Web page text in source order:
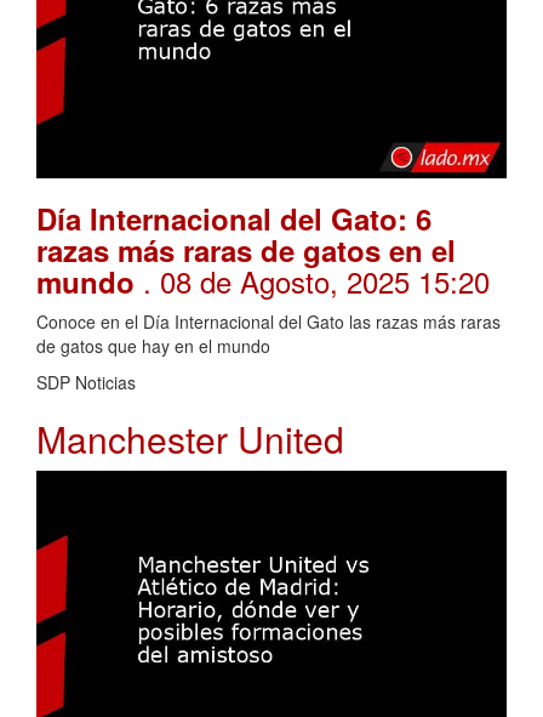
Día Internacional del Gato: 6
razas más raras de gatos en el
mundo . 08 de Agosto, 2025 15:20
Conoce en el Día Internacional del Gato las razas más raras
de gatos que hay en el mundo
SDP Noticias
Manchester United